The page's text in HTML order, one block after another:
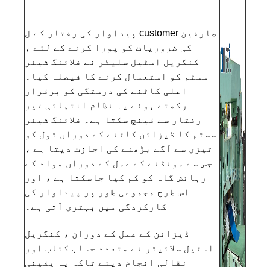
پیداوار کی رفتار کے ل customer صارفین
کی ضروریات کو پورا کرنے کے لئے ،
کنگریل اسٹیل سلیٹر نے فلائنگ شیئر
سسٹم کو استعمال کرنے کا فیصلہ کیا۔
اعلی کاٹنے کی درستگی کو برقرار
رکھتے ہوئے یہ نظام انتہائی تیز
رفتار سے قینچ سکتا ہے۔ فلائنگ شیئر
سسٹم کا ڈیزائن کاٹنے کے دوران ٹول کو
تیزی سے آگے بڑھنے کی اجازت دیتا ہے ،
جس سے مونڈنے کے عمل کے دوران مواد کے
رہائش گاہ کو کم کیا جاسکتا ہے ، اور
اس طرح مجموعی طور پر پیداوار کی
کارکردگی میں بہتری آتی ہے۔
ڈیزائن کے عمل کے دوران ، کنگریل
اسٹیل سلائیٹر نے متعدد حساب کتاب اور
نقالی انجام دیئے تاکہ یہ یقینی